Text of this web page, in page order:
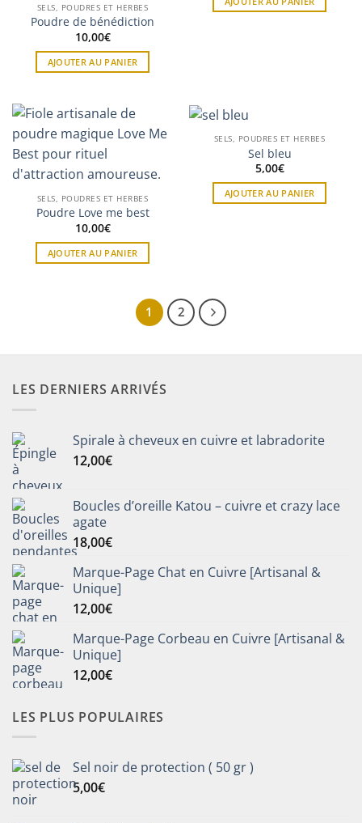
SELS, POUDRES ET HERBES
Poudre de bénédiction
10,00€
AJOUTER AU PANIER
SELS, POUDRES ET HERBES
Poudre Love me best
10,00€
AJOUTER AU PANIER
SELS, POUDRES ET HERBES
Sel bleu
5,00€
AJOUTER AU PANIER
1 2
LES DERNIERS ARRIVÉS
Spirale à cheveux en cuivre et labradorite
12,00€
Boucles d’oreille Katou – cuivre et crazy lace
agate
18,00€
Marque-Page Chat en Cuivre [Artisanal &
Unique]
12,00€
Marque-Page Corbeau en Cuivre [Artisanal &
Unique]
12,00€
LES PLUS POPULAIRES
Sel noir de protection ( 50 gr )
5,00€